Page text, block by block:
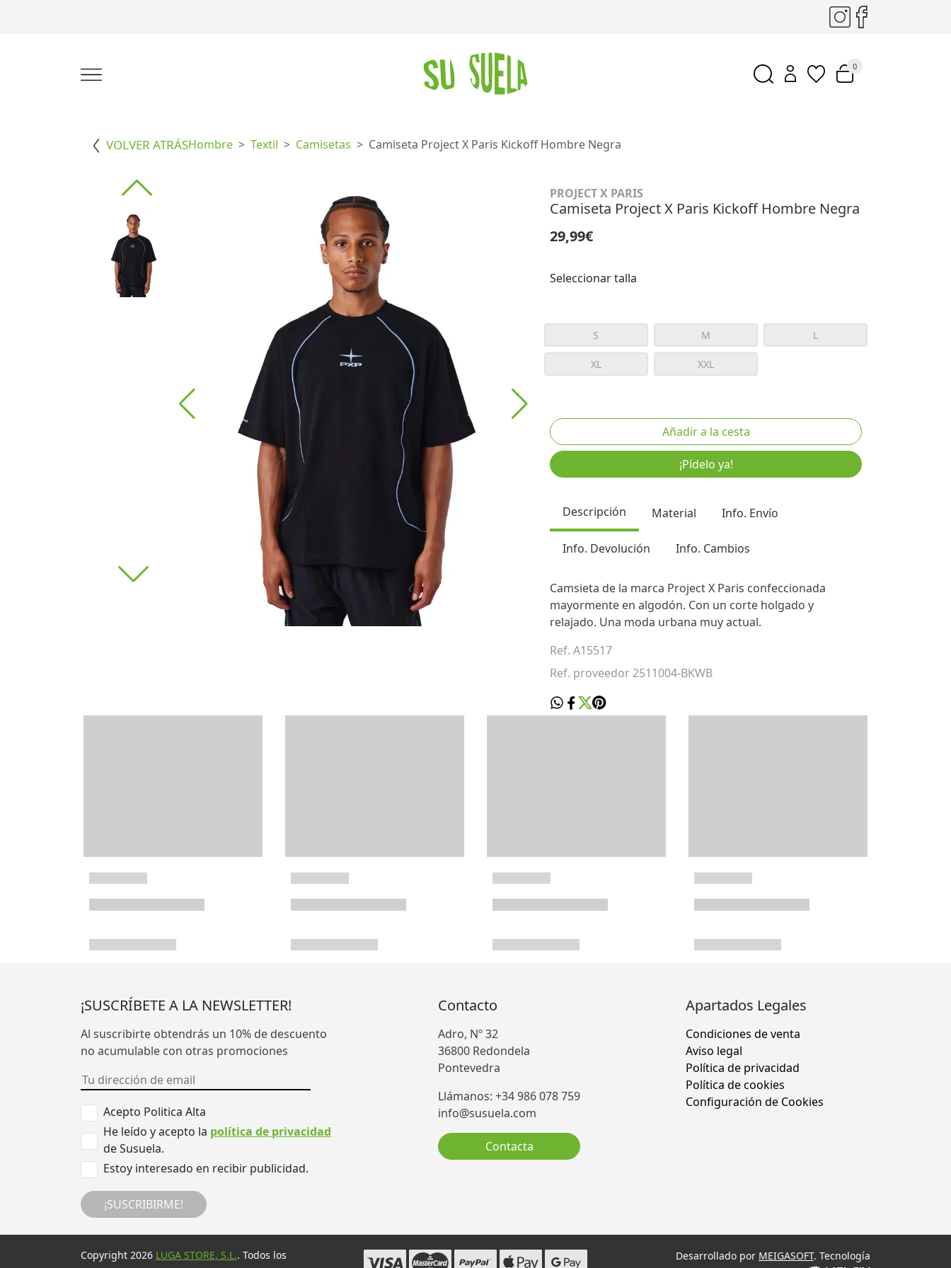
0
VOLVER ATRÁSHombre Textil Camisetas Camiseta Project X Paris Kickoff Hombre Negra
PROJECT X PARIS
Camiseta Project X Paris Kickoff Hombre Negra
29,99€
Seleccionar talla
S M L
XL XXL
¡Pídelo ya!
Descripción Material Info. Envío
Info. Devolución Info. Cambios
Camsieta de la marca Project X Paris confeccionada
mayormente en algodón. Con un corte holgado y
relajado. Una moda urbana muy actual.
Ref. A15517
Ref. proveedor 2511004-BKWB
¡SUSCRÍBETE A LA NEWSLETTER!
Al suscribirte obtendrás un 10% de descuento
no acumulable con otras promociones
Acepto Politica Alta
He leído y acepto la política de privacidad
de Susuela.
Estoy interesado en recibir publicidad.
¡SUSCRIBIRME!
Contacto
Adro, Nº 32
36800 Redondela
Pontevedra
Llámanos: +34 986 078 759
info@susuela.com
Contacta
Apartados Legales
Condiciones de venta
Aviso legal
Política de privacidad
Política de cookies
Configuración de Cookies
Copyright 2026 LUGA STORE, S.L.. Todos los
Desarrollado por MEIGASOFT. Tecnología